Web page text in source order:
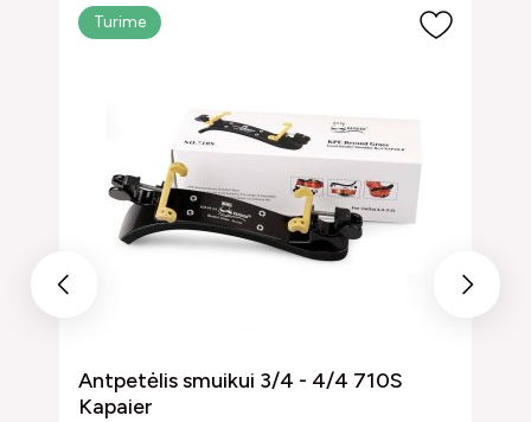
Previous
Turime
Antpetėlis smuikui 3/4 - 4/4 710S
Kapaier
Next